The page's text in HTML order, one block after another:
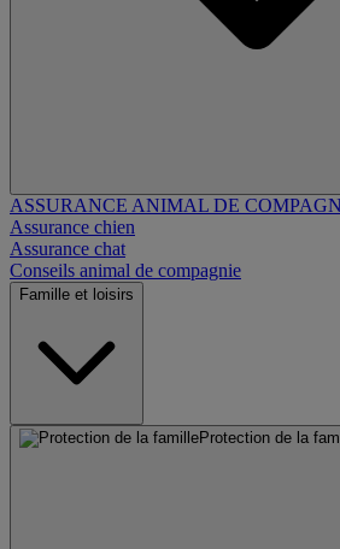
ASSURANCE ANIMAL DE
Assurance chien
Assurance chat
Conseils animal de compagnie
Famille et loisirs
Protection de la